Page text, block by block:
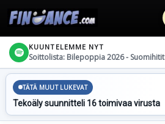
KUUNTELEMME NYT
Soittolista: Bilepoppia 2026 - Suomihitit
TÄTÄ MUUT LUKEVAT
Tekoäly suunnitteli 16 toimivaa virusta